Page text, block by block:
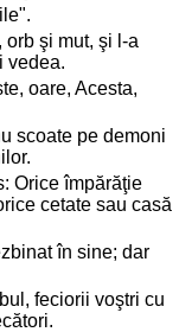
şi mut, şi l-a
vedea.
oare, Acesta,
scoate pe demoni
Orice împărăţie
cetate sau casă
în sine; dar
feciorii voştri cu